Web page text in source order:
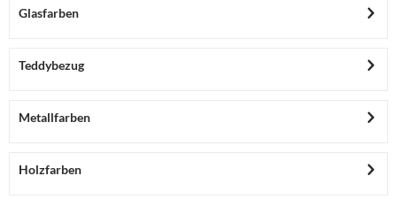
Glasfarben
Teddybezug
Metallfarben
Holzfarben